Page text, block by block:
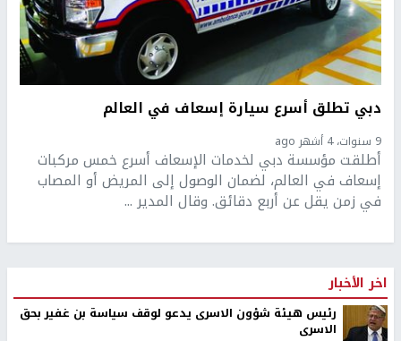
دبي تطلق أسرع سيارة إسعاف في العالم
9 سنوات، 4 أشهر ago
أطلقت مؤسسة دبي لخدمات الإسعاف أسرع خمس مركبات
إسعاف في العالم، لضمان الوصول إلى المريض أو المصاب
في زمن يقل عن أربع دقائق. وقال المدير ...
اخر الأخبار
رئيس هيئة شؤون الاسرى يدعو لوقف سياسة بن غفير بحق
الاسرى